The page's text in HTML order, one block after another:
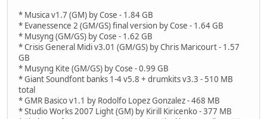
* Musica v1.7 (GM) by Cose - 1.84 GB
* Evanessence 2 (GM/GS) final version by Cose - 1.64 GB
* Musyng (GM/GS) by Cose - 1.62 GB
* Crisis General Midi v3.01 (GM/GS) by Chris Maricourt - 1.57
GB
* Musyng Kite (GM/GS) by Cose - 0.99 GB
* Giant Soundfont banks 1-4 v5.8 + drumkits v3.3 - 510 MB
total
* GMR Basico v1.1 by Rodolfo Lopez Gonzalez - 468 MB
* Studio Works 2007 Light (GM) by Kirill Kiricenko - 377 MB